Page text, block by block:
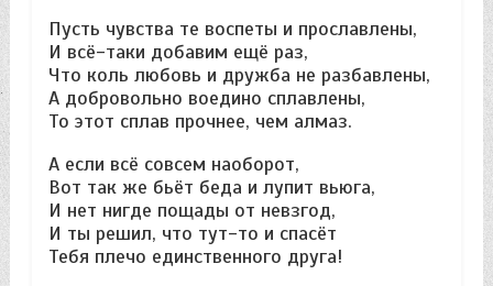
Пусть чувства те воспеты и прославлены,
И всё-таки добавим ещё раз,
Что коль любовь и дружба не разбавлены,
А добровольно воедино сплавлены,
То этот сплав прочнее, чем алмаз.
А если всё совсем наоборот,
Вот так же бьёт беда и лупит вьюга,
И нет нигде пощады от невзгод,
И ты решил, что тут-то и спасёт
Тебя плечо единственного друга!